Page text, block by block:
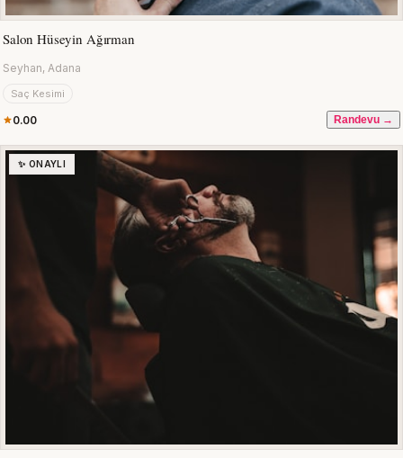
Salon Hüseyin Ağırman
Seyhan, Adana
Saç Kesimi
0.00 Randevu →
✨ ONAYLI